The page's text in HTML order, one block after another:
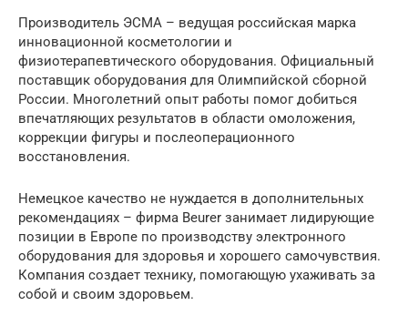
Производитель ЭСМА – ведущая российская марка
инновационной косметологии и
физиотерапевтического оборудования. Официальный
поставщик оборудования для Олимпийской сборной
России. Многолетний опыт работы помог добиться
впечатляющих результатов в области омоложения,
коррекции фигуры и послеоперационного
восстановления.
Немецкое качество не нуждается в дополнительных
рекомендациях – фирма Beurer занимает лидирующие
позиции в Европе по производству электронного
оборудования для здоровья и хорошего самочувствия.
Компания создает технику, помогающую ухаживать за
собой и своим здоровьем.